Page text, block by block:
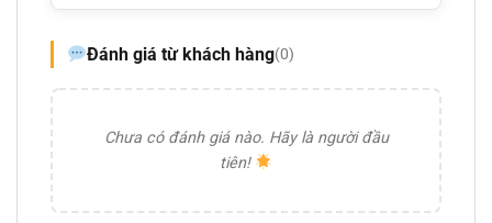
Đánh giá từ khách hàng(0)
Chưa có đánh giá nào. Hãy là người đầu
tiên!